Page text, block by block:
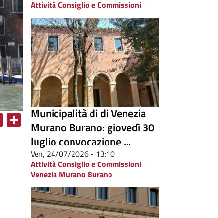
Attività Consiglio e Commissioni
Municipalità di di Venezia
Murano Burano: giovedì 30
luglio convocazione ...
Ven, 24/07/2026 - 13:10
Attività Consiglio e Commissioni
Venezia Murano Burano